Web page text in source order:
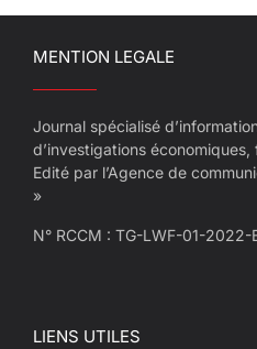
MENTION LEGALE
Journal spécialisé
d’investigations
Edité par l’Agence de
»
N° RCCM : TG-LWF-01-2022-
LIENS UTILES